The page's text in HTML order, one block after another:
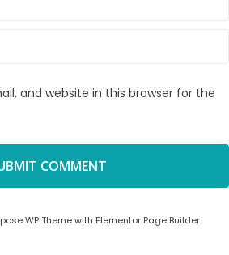
and website in this browser for the
WP Theme with Elementor Page Builder